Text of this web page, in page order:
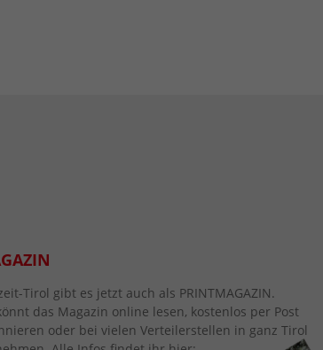
Tirol gibt es jetzt auch als PRINTMAGAZIN.
das Magazin online lesen, kostenlos per Post
oder bei vielen Verteilerstellen in ganz Tirol